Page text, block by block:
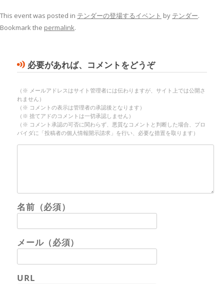
This event was posted in テンダーの登場するイベント by テンダー.
Bookmark the permalink.
必要があれば、コメントをどうぞ
（※ メールアドレスはサイト管理者には伝わりますが、サイト上では公開さ
れません）
（※ コメントの表示は管理者の承認後となります）
（※ 捨てアドのコメントは一切承認しません）
（※ コメント承認の可否に関わらず、悪質なコメントと判断した場合、プロ
バイダに「投稿者の個人情報開示請求」を行い、必要な措置を取ります）
名前（必須）
メール（必須）
URL